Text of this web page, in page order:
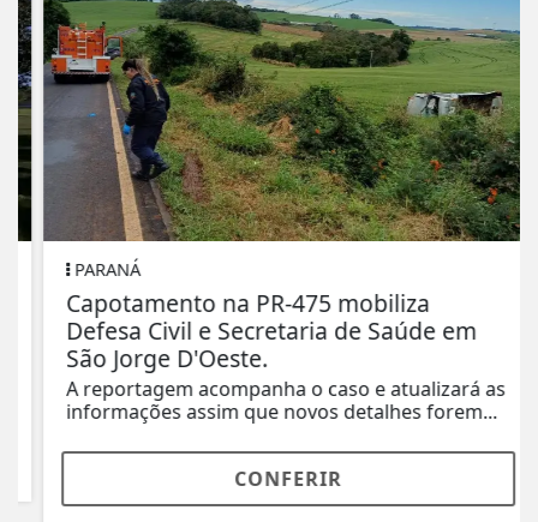
PARANÁ
Capotamento na PR-475 mobiliza
Defesa Civil e Secretaria de Saúde em
São Jorge D'Oeste.
A reportagem acompanha o caso e atualizará as
informações assim que novos detalhes forem...
CONFERIR